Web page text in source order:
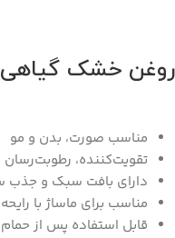
روغن خشک گیاهی
مناسب صورت، بدن و مو
تقویت‌کننده،
دارای بافت سبک و جذب
مناسب برای ماساژ با
قابل استفاده پس از